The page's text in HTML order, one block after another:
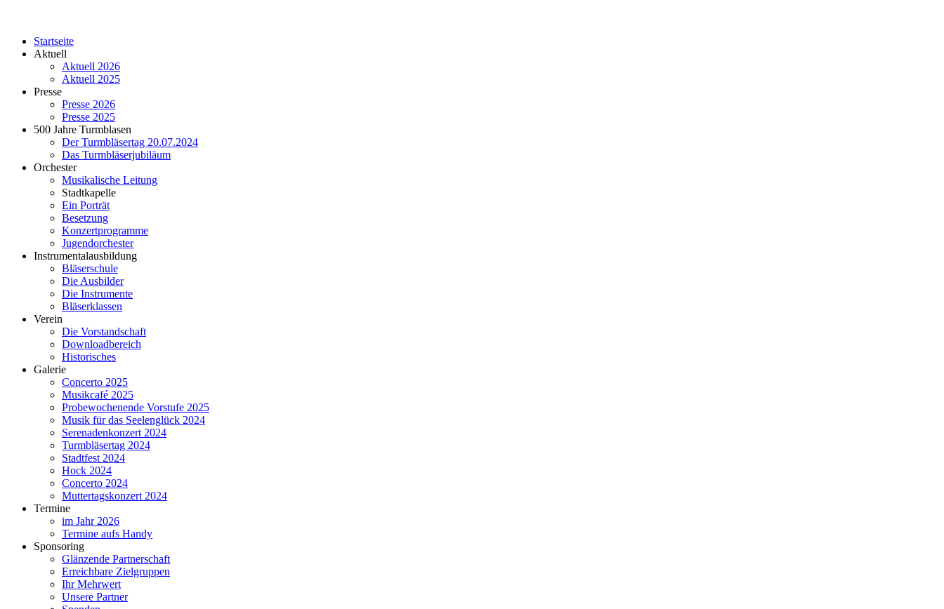
Startseite
Aktuell
Aktuell 2026
Aktuell 2025
Presse
Presse 2026
Presse 2025
500 Jahre Turmblasen
Der Turmbläsertag 20.07.2024
Das Turmbläserjubiläum
Orchester
Musikalische Leitung
Stadtkapelle
Ein Porträt
Besetzung
Konzertprogramme
Jugendorchester
Instrumentalausbildung
Bläserschule
Die Ausbilder
Die Instrumente
Bläserklassen
Verein
Die Vorstandschaft
Downloadbereich
Historisches
Galerie
Concerto 2025
Musikcafé 2025
Probewochenende Vorstufe 2025
Musik für das Seelenglück 2024
Serenadenkonzert 2024
Turmbläsertag 2024
Stadtfest 2024
Hock 2024
Concerto 2024
Muttertagskonzert 2024
Termine
im Jahr 2026
Termine aufs Handy
Sponsoring
Glänzende Partnerschaft
Erreichbare Zielgruppen
Ihr Mehrwert
Unsere Partner